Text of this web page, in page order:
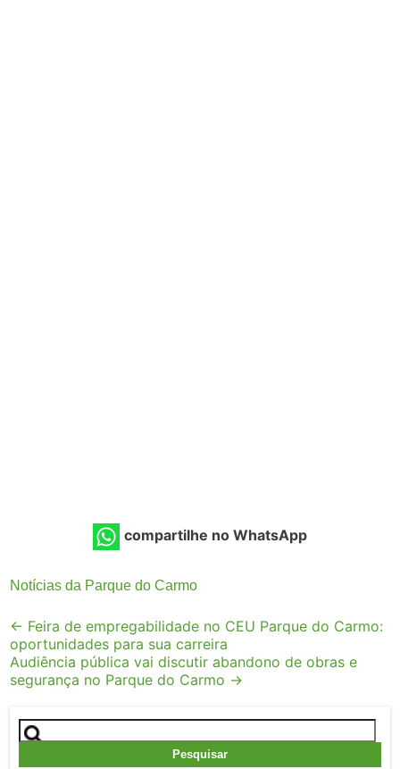
compartilhe no WhatsApp
Notícias da Parque do Carmo
Post
navigation
← Feira de empregabilidade no CEU Parque do Carmo:
oportunidades para sua carreira
Audiência pública vai discutir abandono de obras e
segurança no Parque do Carmo →
Pesquisar
por: